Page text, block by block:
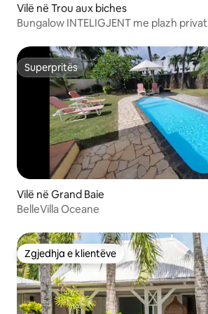
Vilë në Trou aux biches
Bungalow INTELIGJENT me plazh privat
Superpritës
Superpritës
Vilë në Grand Baie
BelleVilla Oceane
Zgjedhja e klientëve
Zgjedhja e klientëve